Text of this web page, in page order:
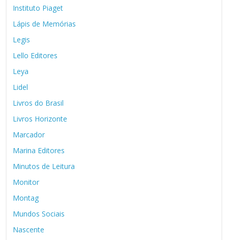
Instituto Piaget
Lápis de Memórias
Legis
Lello Editores
Leya
Lidel
Livros do Brasil
Livros Horizonte
Marcador
Marina Editores
Minutos de Leitura
Monitor
Montag
Mundos Sociais
Nascente